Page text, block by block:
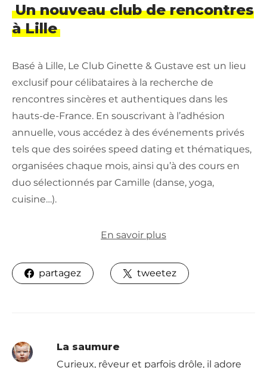
Un nouveau club de rencontres
à Lille
Basé à Lille, Le Club Ginette & Gustave est un lieu
exclusif pour célibataires à la recherche de
rencontres sincères et authentiques dans les
hauts-de-France. En souscrivant à l’adhésion
annuelle, vous accédez à des événements privés
tels que des soirées speed dating et thématiques,
organisées chaque mois, ainsi qu’à des cours en
duo sélectionnés par Camille (danse, yoga,
cuisine…).
En savoir plus
partagez tweetez
La saumure
Curieux, rêveur et parfois drôle, il adore